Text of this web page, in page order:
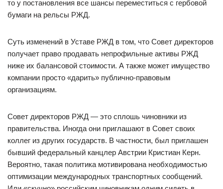
то у постановления все шансы переместиться с гербовой
бумаги на рельсы РЖД.
Суть изменений в Уставе РЖД в том, что Совет директоров
получает право продавать непрофильные активы РЖД
ниже их балансовой стоимости. А также может имущество
компании просто «дарить» публично-правовым
организациям.
Совет директоров РЖД — это сплошь чиновники из
правительства. Иногда они приглашают в Совет своих
коллег из других государств. В частности, был приглашен
бывший федеральный канцлер Австрии Кристиан Керн.
Вероятно, такая политика мотивирована необходимостью
оптимизации международных транспортных сообщений.